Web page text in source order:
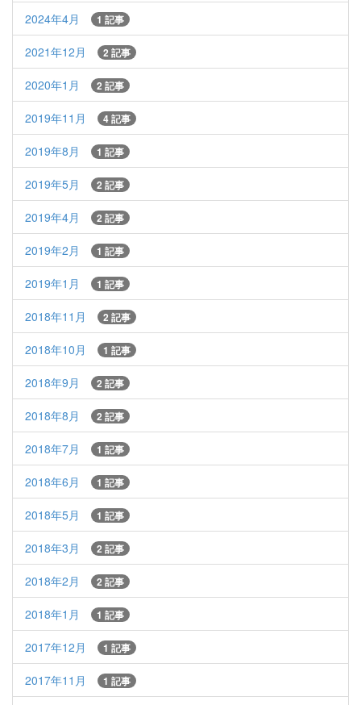
2024年4月 1 記事
2021年12月 2 記事
2020年1月 2 記事
2019年11月 4 記事
2019年8月 1 記事
2019年5月 2 記事
2019年4月 2 記事
2019年2月 1 記事
2019年1月 1 記事
2018年11月 2 記事
2018年10月 1 記事
2018年9月 2 記事
2018年8月 2 記事
2018年7月 1 記事
2018年6月 1 記事
2018年5月 1 記事
2018年3月 2 記事
2018年2月 2 記事
2018年1月 1 記事
2017年12月 1 記事
2017年11月 1 記事